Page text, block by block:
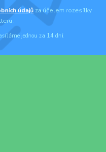
údajů za účelem rozesílky
jednou za 14 dní.